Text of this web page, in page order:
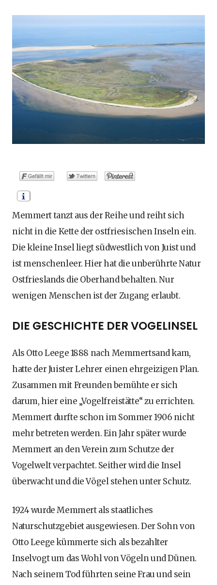
o
k
t
r
)
g
a
m
r
s
t
b
Memmert tanzt aus der Reihe und reiht sich
nicht in die Kette der ostfriesischen Inseln ein.
Die kleine Insel liegt südwestlich von Juist und
ist menschenleer. Hier hat die unberührte Natur
Ostfrieslands die Oberhand behalten. Nur
wenigen Menschen ist der Zugang erlaubt.
DIE GESCHICHTE DER VOGELINSEL
Als Otto Leege 1888 nach Memmertsand kam,
hatte der Juister Lehrer einen ehrgeizigen Plan.
Zusammen mit Freunden bemühte er sich
darum, hier eine „Vogelfreistätte“ zu errichten.
Memmert durfte schon im Sommer 1906 nicht
mehr betreten werden. Ein Jahr später wurde
Memmert an den Verein zum Schutze der
Vogelwelt verpachtet. Seither wird die Insel
überwacht und die Vögel stehen unter Schutz.
1924 wurde Memmert als staatliches
Naturschutzgebiet ausgewiesen. Der Sohn von
Otto Leege kümmerte sich als bezahlter
Inselvogt um das Wohl von Vögeln und Dünen.
Nach seinem Tod führten seine Frau und sein